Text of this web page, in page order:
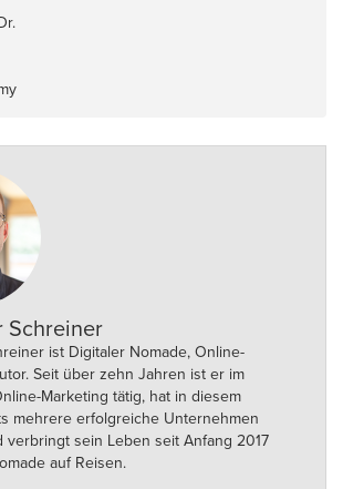
Schreiner
ist Digitaler Nomade, Online-
Seit über zehn Jahren ist er im
Marketing tätig, hat in diesem
mehrere erfolgreiche Unternehmen
verbringt sein Leben seit Anfang 2017
auf Reisen.